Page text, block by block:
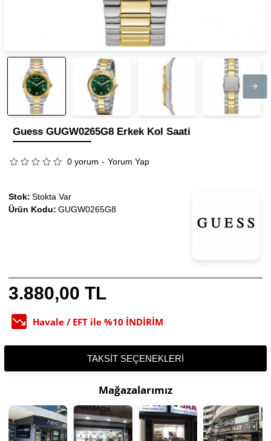
Guess GUGW0265G8 Erkek Kol Saati
0 yorum - Yorum Yap
3.880,00 TL
Havale / EFT ile %10 İNDİRİM
Stok: Stokta Var
Ürün Kodu: GUGW0265G8
TAKSIT SEÇENEKLERI
Mağazalarımız